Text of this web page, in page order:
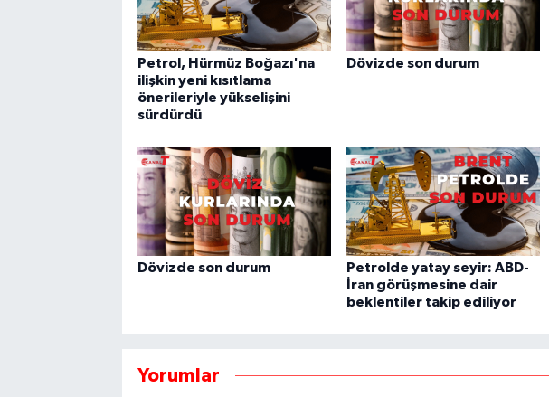
Petrol, Hürmüz Boğazı'na
ilişkin yeni kısıtlama
önerileriyle yükselişini
sürdürdü
Dövizde son durum
Dövizde son durum
Petrolde yatay seyir: ABD-
İran görüşmesine dair
beklentiler takip ediliyor
Yorumlar